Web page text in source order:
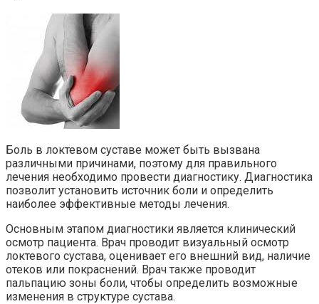
Боль в локтевом суставе может быть вызвана
различными причинами, поэтому для правильного
лечения необходимо провести диагностику. Диагностика
позволит установить источник боли и определить
наиболее эффективные методы лечения.
Основным этапом диагностики является клинический
осмотр пациента. Врач проводит визуальный осмотр
локтевого сустава, оценивает его внешний вид, наличие
отеков или покраснений. Врач также проводит
пальпацию зоны боли, чтобы определить возможные
изменения в структуре сустава.